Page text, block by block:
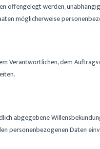
offengelegt werden,
möglicherweise
Verantwortlichen, dem
abgegebene
personenbezogenen Daten